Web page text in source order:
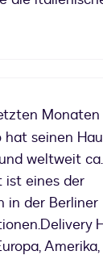
seinen
weltweit
ist eines der
in der Berliner
Delivery